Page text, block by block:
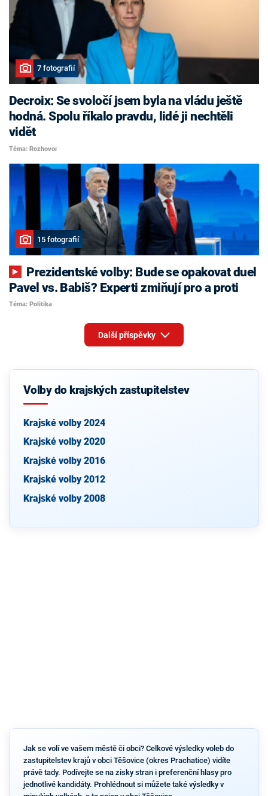
7 fotografií
Decroix: Se svoločí jsem byla na vládu ještě
hodná. Spolu říkalo pravdu, lidé ji nechtěli
vidět
Téma: Rozhovor
15 fotografií
Pavel vs. Babiš? Experti zmiňují pro a proti
Téma: Politika
Další příspěvky
Volby do krajských zastupitelstev
Krajské volby 2024
Krajské volby 2020
Krajské volby 2016
Krajské volby 2012
Krajské volby 2008
Jak se volí ve vašem městě či obci? Celkové výsledky voleb do
zastupitelstev krajů v obci Těšovice (okres Prachatice) vidíte
právě tady. Podívejte se na zisky stran i preferenční hlasy pro
jednotlivé kandidáty. Prohlédnout si můžete také výsledky v